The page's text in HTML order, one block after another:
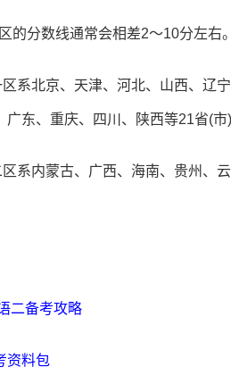
的分数线通常会相差2～10分左右。
系北京、天津、河北、山西、辽
东、重庆、四川、陕西等21省(市)
系内蒙古、广西、海南、贵州、
二备考攻略
资料包